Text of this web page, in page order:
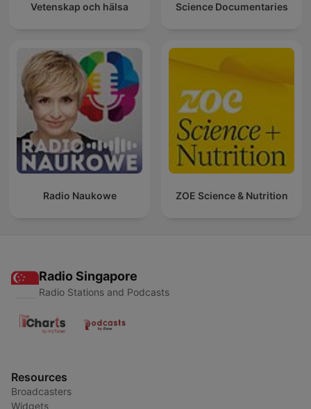
Vetenskap och hälsa Science Documentaries
Radio Naukowe ZOE Science & Nutrition
Radio Singapore
Radio Stations and Podcasts
Resources
Broadcasters
Widgets